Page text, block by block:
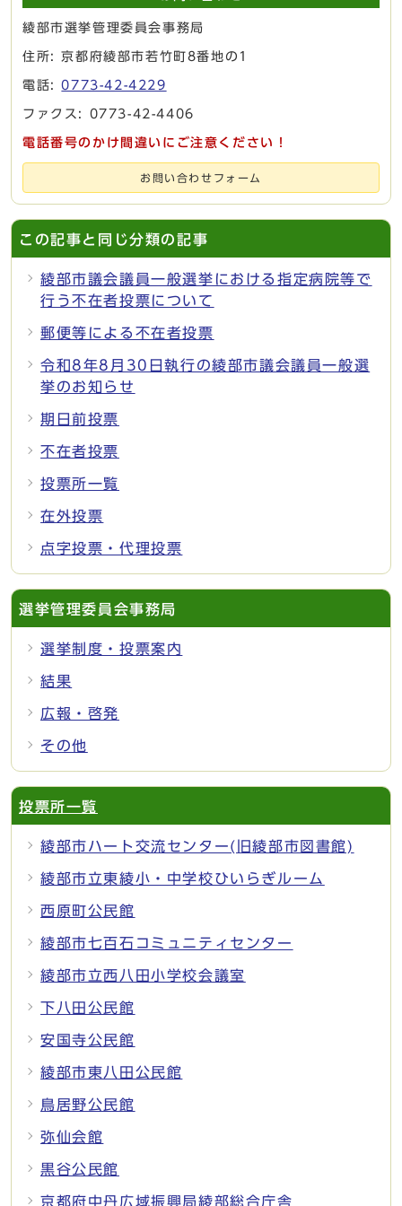
綾部市選挙管理委員会事務局
住所: 京都府綾部市若竹町8番地の1
電話:0773-42-4229
ファクス: 0773-42-4406
電話番号のかけ間違いにご注意ください！
お問い合わせフォーム
この記事と同じ分類の記事
綾部市議会議員一般選挙における指定病院等で
行う不在者投票について
郵便等による不在者投票
令和8年8月30日執行の綾部市議会議員一般選
挙のお知らせ
期日前投票
不在者投票
投票所一覧
在外投票
点字投票・代理投票
選挙管理委員会事務局
選挙制度・投票案内
結果
広報・啓発
その他
投票所一覧
綾部市ハート交流センター(旧綾部市図書館)
綾部市立東綾小・中学校ひいらぎルーム
西原町公民館
綾部市七百石コミュニティセンター
綾部市立西八田小学校会議室
下八田公民館
安国寺公民館
綾部市東八田公民館
鳥居野公民館
弥仙会館
黒谷公民館
京都府中丹広域振興局綾部総合庁舎